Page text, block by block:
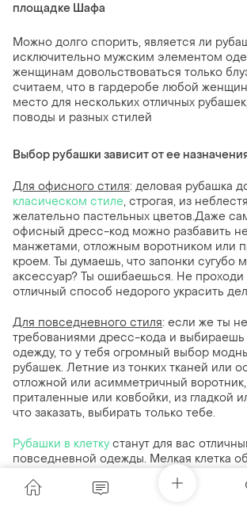
площадке Шафа
Можно долго спорить, является ли
исключительно мужским элементом
женщинам довольствоваться только
считаем, что в гардеробе любой
место для нескольких отличных
поводы и разных стилей
Выбор рубашки зависит от ее
Для офисного стиля: деловая рубашка
класическом стиле, строгая, из
желательно пастельных цветов.Даже
офисный дресс-код можно разбавить
манжетами, отложным воротником или
кроем. Ты думаешь, что запонки сугубо
аксессуар? Ты ошибаешься. Не
отличный способ недорого украсить
Для повседневного стиля: если же ты
требованиями дресс-кода и
одежду, то у тебя огромный выбор
рубашек. Летние из тонких тканей или
отложной или асимметричный воротник,
приталенные или ковбойки, из гладкой
что заказать, выбирать только тебе.
Рубашки в клетку станут для вас
повседневной одежды. Мелкая клетка
выгядит довольно рябо - помните об